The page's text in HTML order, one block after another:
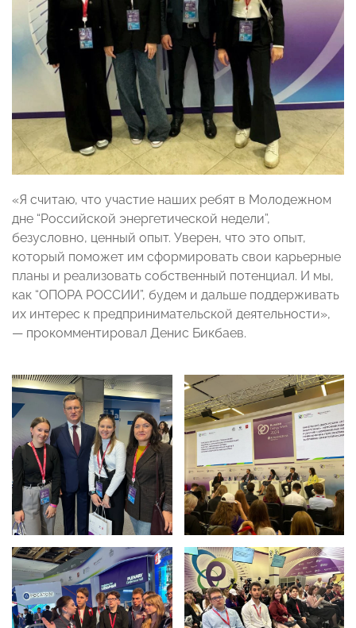
«Я считаю, что участие наших ребят в Молодежном
дне “Российской энергетической недели”,
безусловно, ценный опыт. Уверен, что это опыт,
который поможет им сформировать свои карьерные
планы и реализовать собственный потенциал. И мы,
как “ОПОРА РОССИИ”, будем и дальше поддерживать
их интерес к предпринимательской деятельности»,
— прокомментировал Денис Бикбаев.